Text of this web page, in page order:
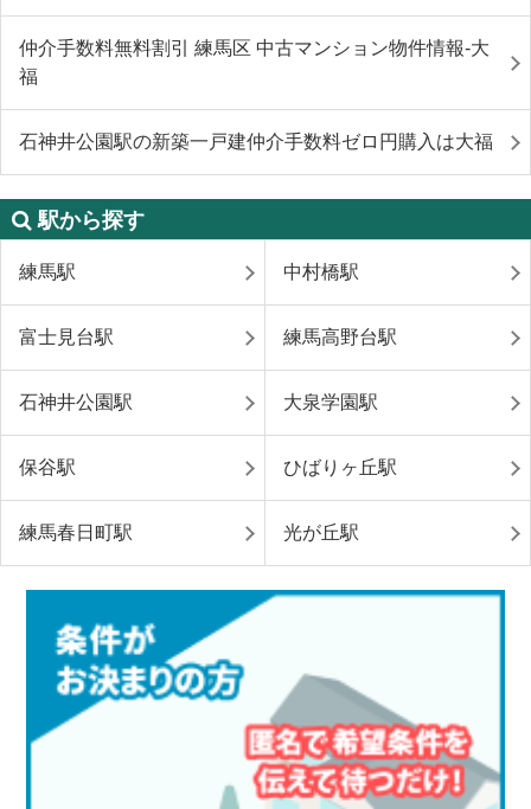
仲介手数料無料割引 練馬区 中古マンション物件情報-大
福
石神井公園駅の新築一戸建仲介手数料ゼロ円購入は大福
駅から探す
練馬駅 中村橋駅
富士見台駅 練馬高野台駅
石神井公園駅 大泉学園駅
保谷駅 ひばりヶ丘駅
練馬春日町駅 光が丘駅